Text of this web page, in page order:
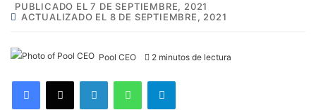
PUBLICADO EL 7 DE SEPTIEMBRE, 2021
ACTUALIZADO EL 8 DE SEPTIEMBRE, 2021
Pool CEO 2 minutos de lectura